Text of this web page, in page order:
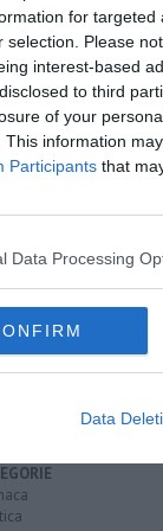
for
selection. Please
interest-based
to third
of your
This information
Participants that
Data Processing
Data
iscriviti alla
nella tua
muscolare